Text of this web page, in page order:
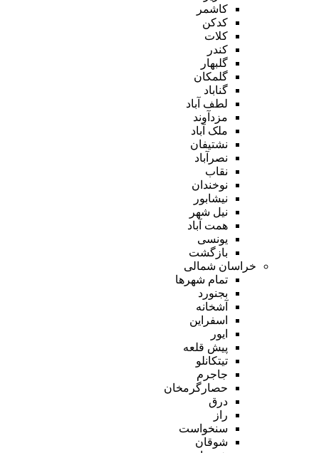
کاشمر
کدکن
کلات
کندر
گلبهار
گلمکان
گناباد
لطف آباد
مزدآوند
ملک آباد
نشتیفان
نصرآباد
نقاب
نوخندان
نیشابور
نیل شهر
همت آباد
یونسی
بازگشت
خراسان شمالی
تمام شهر‌ها
بجنورد
آشخانه
اسفراین
ایور
پیش قلعه
تیتکانلو
جاجرم
حصارگرمخان
درق
راز
سنخواست
شوقان